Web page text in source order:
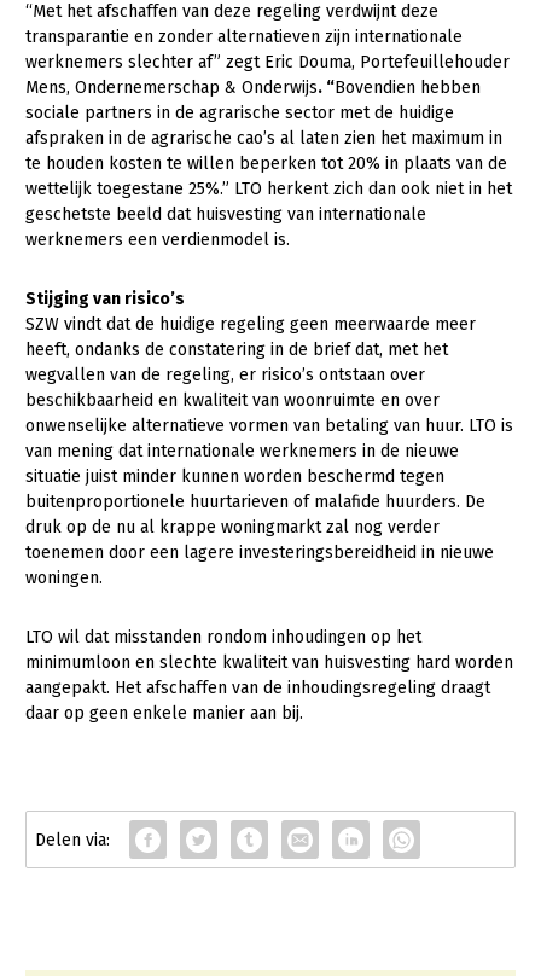
Paardenhouderij
Pluimveehouderij
Schapenhouderij
Varkenshouderij
Vleesveehouderij
Plant
Biologische Landbouw
Bollenteelt
Bomen, vaste planten en zomerbloemen
Fruitteelt
Glastuinbouw
Paddenstoelen
Vollegrondsgroente
Multifunctionele landbouw
Multifunctioneel
Vrouw en Bedrijf
Nieuwsabonnement
“Met het afschaffen van deze regeling verdwijnt deze
transparantie en zonder alternatieven zijn internationale
werknemers slechter af” zegt Eric Douma, Portefeuillehouder
Mens, Ondernemerschap & Onderwijs. “Bovendien hebben
sociale partners in de agrarische sector met de huidige
afspraken in de agrarische cao’s al laten zien het maximum in
te houden kosten te willen beperken tot 20% in plaats van de
wettelijk toegestane 25%.” LTO herkent zich dan ook niet in het
geschetste beeld dat huisvesting van internationale
werknemers een verdienmodel is.
Stijging van risico’s
SZW vindt dat de huidige regeling geen meerwaarde meer
heeft, ondanks de constatering in de brief dat, met het
wegvallen van de regeling, er risico’s ontstaan over
beschikbaarheid en kwaliteit van woonruimte en over
onwenselijke alternatieve vormen van betaling van huur. LTO is
van mening dat internationale werknemers in de nieuwe
situatie juist minder kunnen worden beschermd tegen
buitenproportionele huurtarieven of malafide huurders. De
druk op de nu al krappe woningmarkt zal nog verder
toenemen door een lagere investeringsbereidheid in nieuwe
woningen.
LTO wil dat misstanden rondom inhoudingen op het
minimumloon en slechte kwaliteit van huisvesting hard worden
aangepakt. Het afschaffen van de inhoudingsregeling draagt
daar op geen enkele manier aan bij.